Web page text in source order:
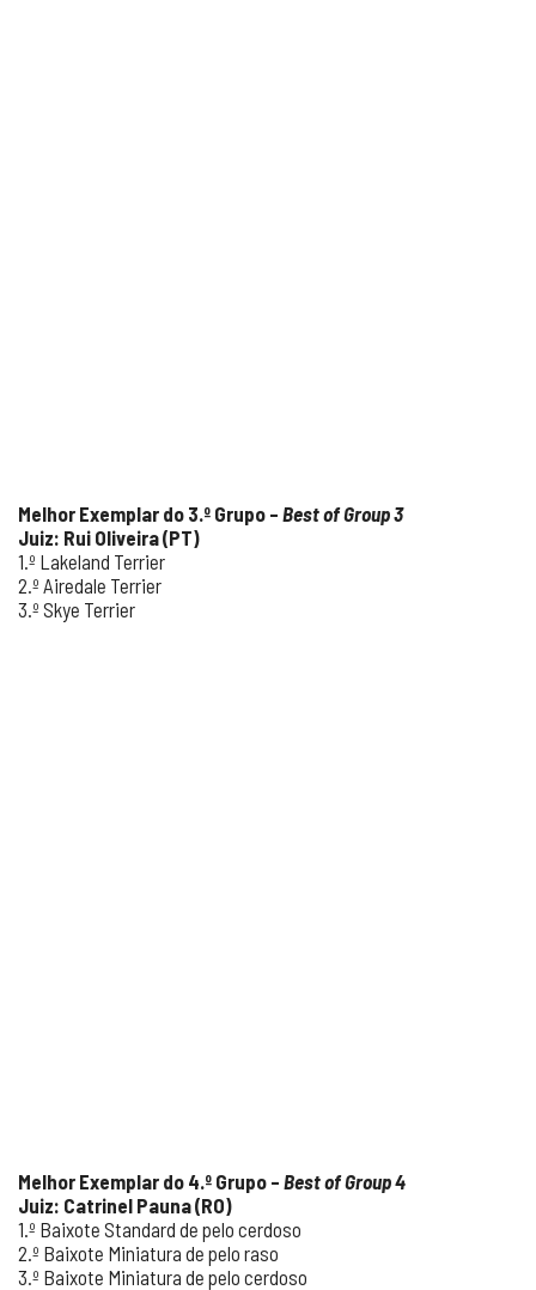
Melhor Exemplar do 3.º Grupo – Best of Group 3
Juiz: Rui Oliveira (PT)
1.º Lakeland Terrier
2.º Airedale Terrier
3.º Skye Terrier
Melhor Exemplar do 4.º Grupo – Best of Group 4
Juiz: Catrinel Pauna (RO)
1.º Baixote Standard de pelo cerdoso
2.º Baixote Miniatura de pelo raso
3.º Baixote Miniatura de pelo cerdoso